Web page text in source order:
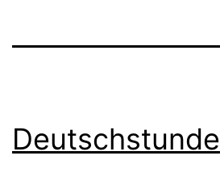
Deutschstunde